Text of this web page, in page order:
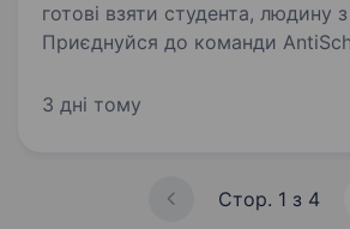
готові взяти студента, людину з
Приєднуйся до команди
проєкті Онлайн Курси!
https://forms.gle/
3 дні тому
Стор. 1 з 4